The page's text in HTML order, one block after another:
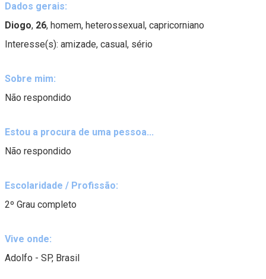
Dados gerais:
Diogo, 26, homem, heterossexual, capricorniano
Interesse(s): amizade, casual, sério
Sobre mim:
Não respondido
Estou a procura de uma pessoa...
Não respondido
Escolaridade / Profissão:
2º Grau completo
Vive onde:
Adolfo - SP, Brasil